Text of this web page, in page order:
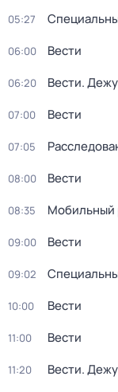
05:27
06:00 Вести
06:20 Вести.
07:00 Вести
07:05
08:00 Вести
08:35 Мобильный
09:00 Вести
09:02
10:00 Вести
11:00 Вести
11:20 Вести.